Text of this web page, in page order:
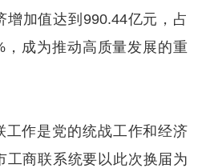
增加值达到990.44亿元，占
，成为推动高质量发展的重
工作是党的统战工作和经济
工商联系统要以此次换届为